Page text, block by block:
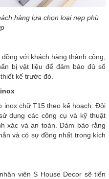
hàng lựa chọn loại nẹp phù
với khách hàng thành công,
bị vật liệu để đảm bảo đủ số
kế trước đó.
inox chữ T15 theo kế hoạch. Đội
dụng các công cụ và kỹ thuật
xác và an toàn. Đảm bảo rằng
và có sự đồng nhất trong kích
viên S House Decor sẽ tiến